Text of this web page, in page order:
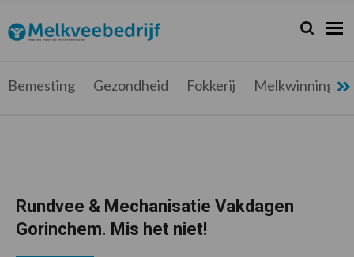
de
hoofdnavigatie
de
hoofd
de
eerste
de
voettekst
Melkveebedrijf.be
Nieuws
melkveehouder
Zoeken...
Zoek
Bemesting Gezondheid Fokkerij Melkwinning
Rundvee & Mechanisatie Vakdagen
Gorinchem. Mis het niet!